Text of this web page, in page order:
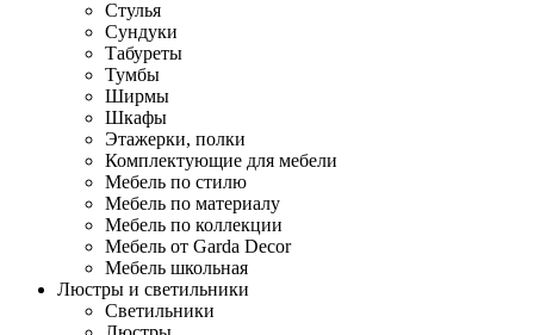
Стулья
Сундуки
Табуреты
Тумбы
Ширмы
Шкафы
Этажерки, полки
Комплектующие для мебели
Мебель по стилю
Мебель по материалу
Мебель по коллекции
Мебель от Garda Decor
Мебель школьная
Люстры и светильники
Светильники